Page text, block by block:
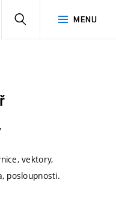
MENU
vektory,
posloupnosti.